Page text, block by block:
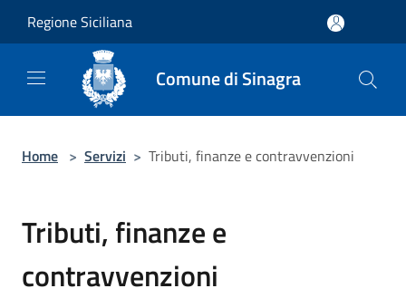
Regione Siciliana
Comune di Sinagra
Home > Servizi > Tributi, finanze e contravvenzioni
Tributi, finanze e
contravvenzioni